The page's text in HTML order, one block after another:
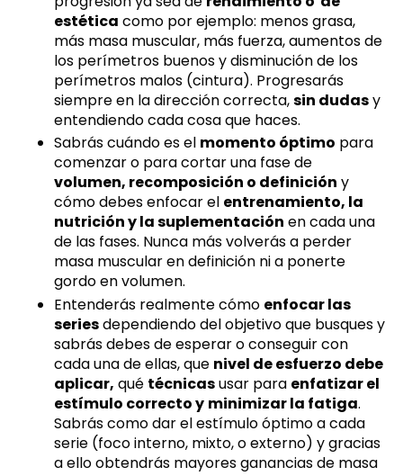
estética como por ejemplo: menos grasa,
más masa muscular, más fuerza, aumentos de
los perímetros buenos y disminución de los
perímetros malos (cintura). Progresarás
siempre en la dirección correcta,sin dudasy
entendiendo cada cosa que haces.
Sabrás cuándo es el momento óptimo para
comenzar o para cortar una fase de
volumen, recomposición o definición y
cómo debes enfocar el entrenamiento, la
nutrición y la suplementación en cada una
de las fases. Nunca más volverás a perder
masa muscular en definición ni a ponerte
gordo en volumen.
Entenderás realmente cómo enfocar las
seriesdependiendo del objetivo que busques y
sabrás debes de esperar o conseguir con
cada una de ellas, que nivel de esfuerzo debe
aplicar, qué técnicasusar para enfatizar el
estímulo correcto y minimizar la fatiga.
Sabrás como dar el estímulo óptimo a cada
serie (foco interno, mixto, o externo) y gracias
a ello obtendrás mayores ganancias de masa